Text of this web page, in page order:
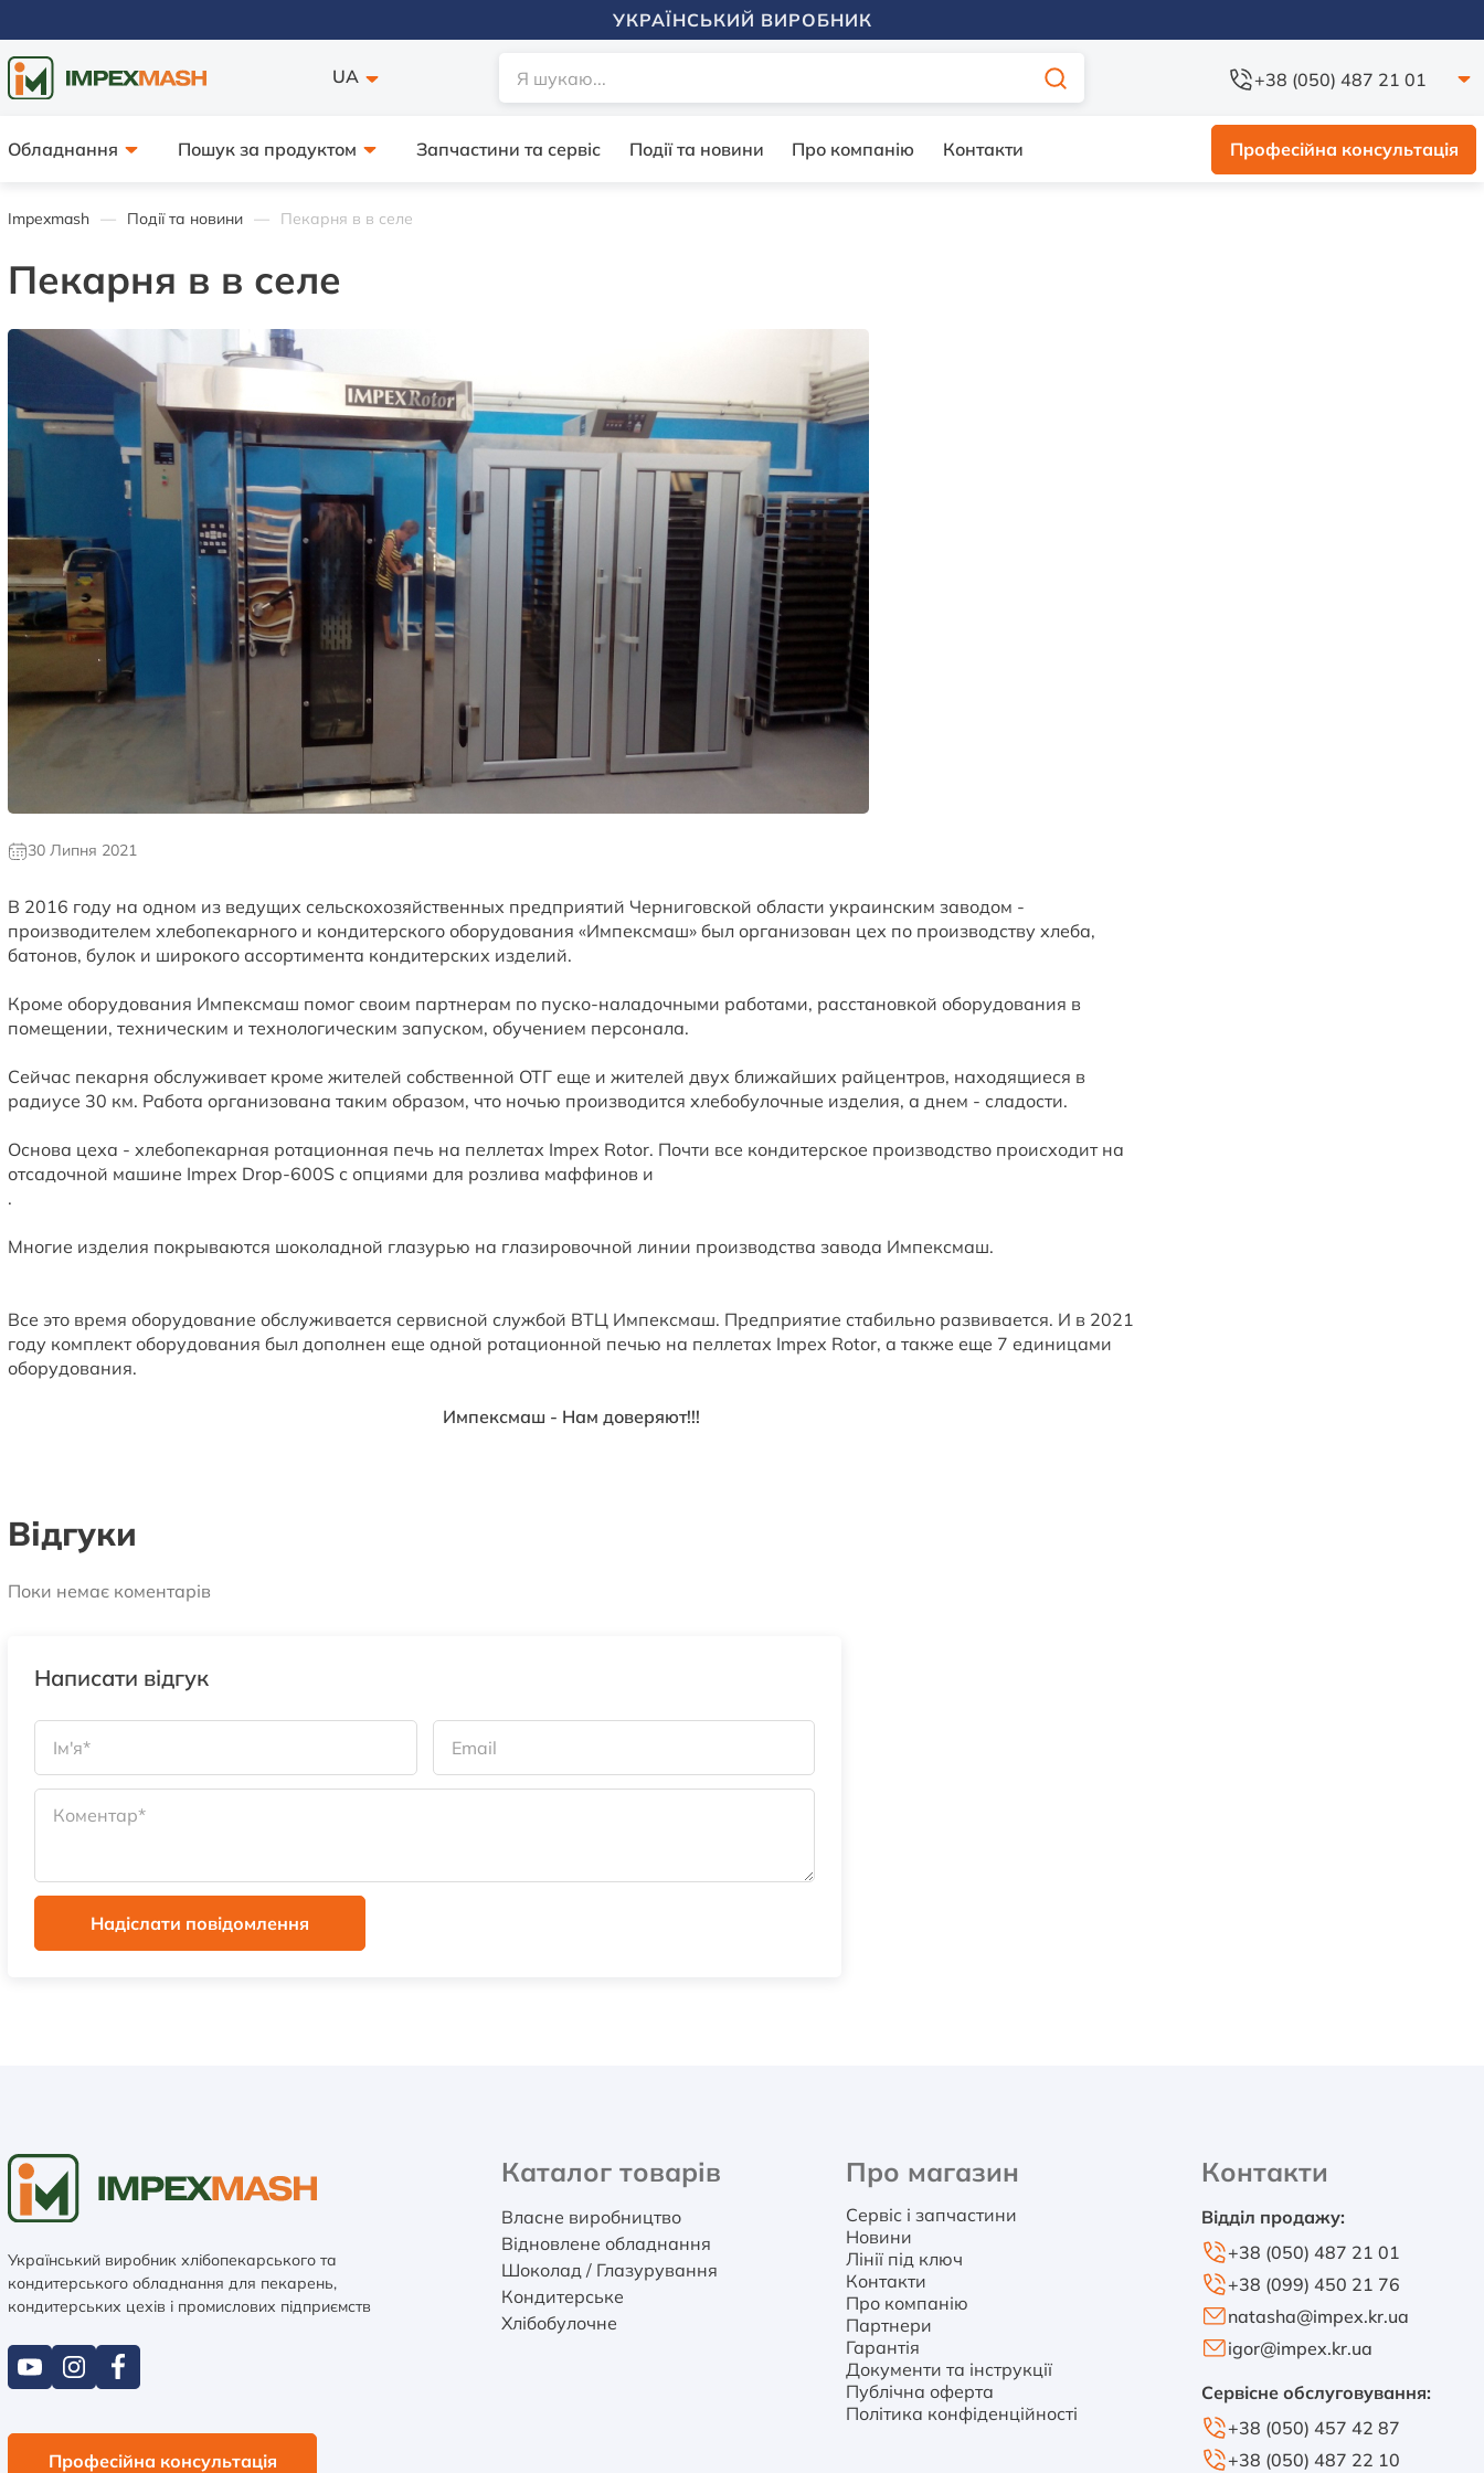
УКРАЇНСЬКИЙ ВИРОБНИК
UA +38 (050) 487 21 01
Обладнання Пошук за продуктом Запчастини та сервіс Події та новини Про компанію Контакти Професійна консультація
Impexmash Події та новини Пекарня в в селе
Пекарня в в селе
30 Липня 2021
В 2016 году на одном из ведущих сельскохозяйственных предприятий Черниговской области украинским заводом -
производителем хлебопекарного и кондитерского оборудования «Импексмаш» был организован цех по производству хлеба,
батонов, булок и широкого ассортимента кондитерских изделий.
Кроме оборудования Импексмаш помог своим партнерам по пуско-наладочными работами, расстановкой оборудования в
помещении, техническим и технологическим запуском, обучением персонала.
Сейчас пекарня обслуживает кроме жителей собственной ОТГ еще и жителей двух ближайших райцентров, находящиеся в
радиусе 30 км. Работа организована таким образом, что ночью производится хлебобулочные изделия, а днем - сладости.
Основа цеха - хлебопекарная ротационная печь на пеллетах Impex Rotor. Почти все кондитерское производство происходит на
отсадочной машине Impex Drop-600S с опциями для розлива маффинов и
.
Многие изделия покрываются шоколадной глазурью на глазировочной линии производства завода Импексмаш.
Все это время оборудование обслуживается сервисной службой ВТЦ Импексмаш. Предприятие стабильно развивается. И в 2021
году комплект оборудования был дополнен еще одной ротационной печью на пеллетах Impex Rotor, а также еще 7 единицами
оборудования.
Импексмаш - Нам доверяют!!!
Відгуки
Поки немає коментарів
Написати відгук
Надіслати повідомлення
Український виробник хлібопекарського та
кондитерського обладнання для пекарень,
кондитерських цехів і промислових підприємств
Професійна консультація
Каталог товарів
Власне виробництво
Відновлене обладнання
Шоколад / Глазурування
Кондитерське
Хлібобулочне
Про магазин
Сервіс і запчастини
Новини
Лінії під ключ
Контакти
Про компанію
Партнери
Гарантія
Документи та інструкції
Публічна оферта
Політика конфіденційності
Контакти
Відділ продажу:
+38 (050) 487 21 01
+38 (099) 450 21 76
natasha@impex.kr.ua
igor@impex.kr.ua
Сервісне обслуговування:
+38 (050) 457 42 87
+38 (050) 487 22 10